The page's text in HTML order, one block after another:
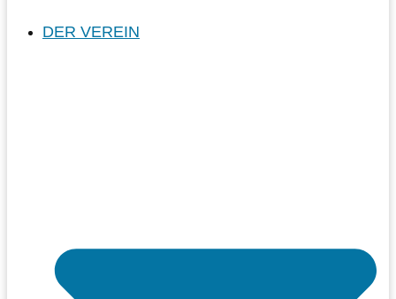
DER VEREIN